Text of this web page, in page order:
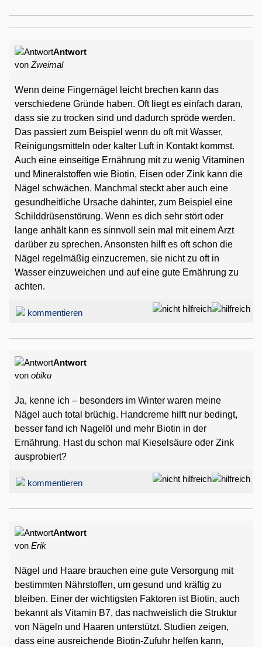
Antwort
von Zweimal
Wenn deine Fingernägel leicht brechen kann das
verschiedene Gründe haben. Oft liegt es einfach daran,
dass sie zu trocken sind und dadurch spröde werden.
Das passiert zum Beispiel wenn du oft mit Wasser,
Reinigungsmitteln oder kalter Luft in Kontakt kommst.
Auch eine einseitige Ernährung mit zu wenig Vitaminen
und Mineralstoffen wie Biotin, Eisen oder Zink kann die
Nägel schwächen. Manchmal steckt aber auch eine
gesundheitliche Ursache dahinter, zum Beispiel eine
Schilddrüsenstörung. Wenn es dich sehr stört oder
lange anhält kann es sinnvoll sein mal mit einem Arzt
darüber zu sprechen. Ansonsten hilft es oft schon die
Nägel regelmäßig einzucremen, sie nicht zu oft in
Wasser einzuweichen und auf eine gute Ernährung zu
achten.
kommentieren
Antwort
von obiku
Ja, kenne ich – besonders im Winter waren meine
Nägel auch total brüchig. Handcreme hilft nur bedingt,
besser fand ich Nagelöl und mehr Biotin in der
Ernährung. Hast du schon mal Kieselsäure oder Zink
ausprobiert?
kommentieren
Antwort
von Erik
Nägel und Haare brauchen eine gute Versorgung mit
bestimmten Nährstoffen, um gesund und kräftig zu
bleiben. Einer der wichtigsten Faktoren ist Biotin, auch
bekannt als Vitamin B7, das nachweislich die Struktur
von Nägeln und Haaren unterstützt. Studien zeigen,
dass eine ausreichende Biotin-Zufuhr helfen kann,